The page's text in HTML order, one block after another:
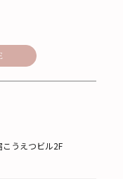
うえつビル2F